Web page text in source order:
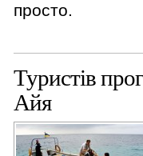
просто.
Туристів
Айя